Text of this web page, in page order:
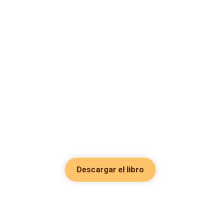
Descargar el libro